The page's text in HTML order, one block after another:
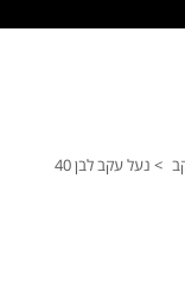
> נעל עקב לבן 40